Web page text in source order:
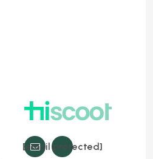
[email protected]